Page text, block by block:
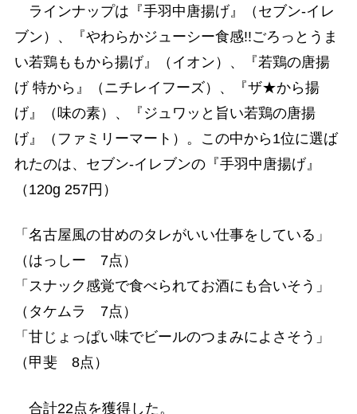
ラインナップは『手羽中唐揚げ』（セブン-イレ
ブン）、『やわらかジューシー食感!!ごろっとうま
い若鶏ももから揚げ』（イオン）、『若鶏の唐揚
げ 特から』（ニチレイフーズ）、『ザ★から揚
げ』（味の素）、『ジュワッと旨い若鶏の唐揚
げ』（ファミリーマート）。この中から1位に選ば
れたのは、セブン-イレブンの『手羽中唐揚げ』
（120g 257円）
「名古屋風の甘めのタレがいい仕事をしている」
（はっしー 7点）
「スナック感覚で食べられてお酒にも合いそう」
（タケムラ 7点）
「甘じょっぱい味でビールのつまみによさそう」
（甲斐 8点）
合計22点を獲得した。